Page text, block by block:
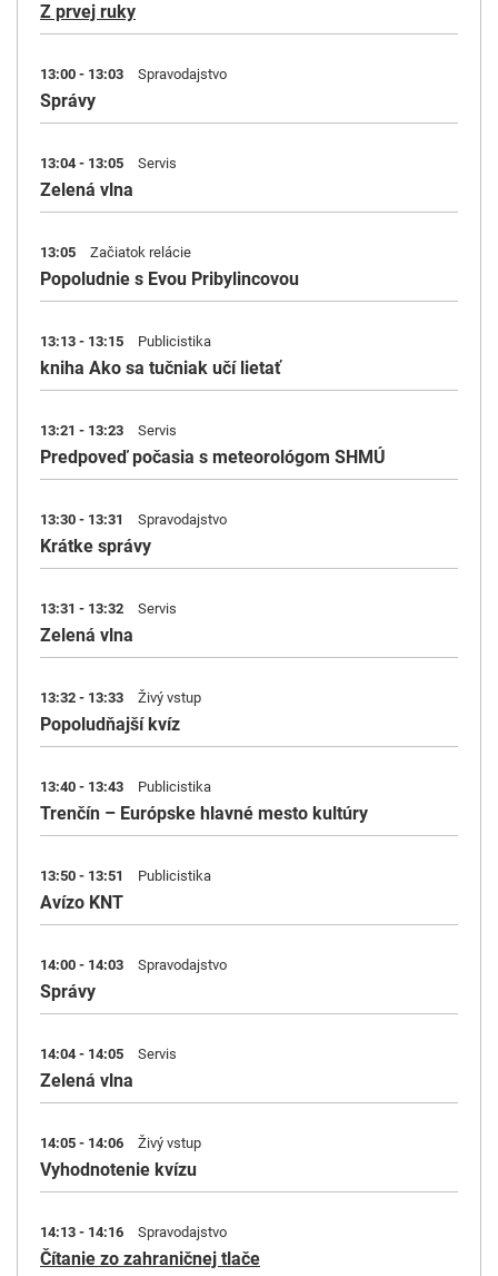
Z prvej ruky
13:00 - 13:03 Spravodajstvo
Správy
13:04 - 13:05 Servis
Zelená vlna
13:05 Začiatok relácie
Popoludnie s Evou Pribylincovou
13:13 - 13:15 Publicistika
kniha Ako sa tučniak učí lietať
13:21 - 13:23 Servis
Predpoveď počasia s meteorológom SHMÚ
13:30 - 13:31 Spravodajstvo
Krátke správy
13:31 - 13:32 Servis
Zelená vlna
13:32 - 13:33 Živý vstup
Popoludňajší kvíz
13:40 - 13:43 Publicistika
Trenčín – Európske hlavné mesto kultúry
13:50 - 13:51 Publicistika
Avízo KNT
14:00 - 14:03 Spravodajstvo
Správy
14:04 - 14:05 Servis
Zelená vlna
14:05 - 14:06 Živý vstup
Vyhodnotenie kvízu
14:13 - 14:16 Spravodajstvo
Čítanie zo zahraničnej tlače